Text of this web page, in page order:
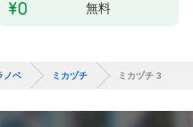
無料
ノベ ミカヅチ ミカヅチ 3